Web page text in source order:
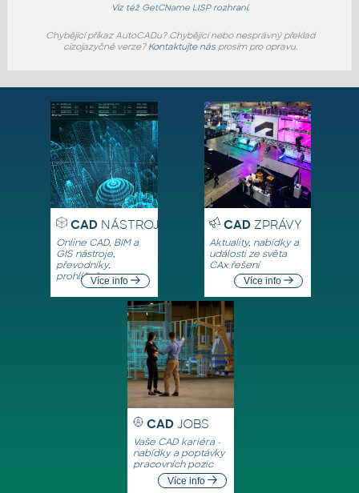
Viz též GetCNameLISP rozhraní.
Chybějící příkaz AutoCADu? Chybějící nebo nesprávný překlad
cizojazyčné verze? Kontaktujte násprosím pro opravu.
CADNÁSTROJE
Online CAD, BIM a
GIS nástroje,
převodníky,
prohlížečeVíce info
CADZPRÁVY
Aktuality, nabídky a
události ze světa
CAx řešení
Více info
CAD JOBS
Vaše CAD kariéra -
nabídky a poptávky
pracovních pozic
Více info